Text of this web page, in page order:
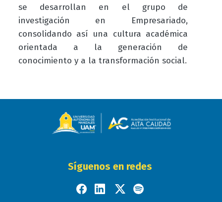
se desarrollan en el grupo de
investigación en
Empresariado,
consolidando así una cultura académica
orientada a la generación de
conocimiento y a la transformación social.
Síguenos en redes